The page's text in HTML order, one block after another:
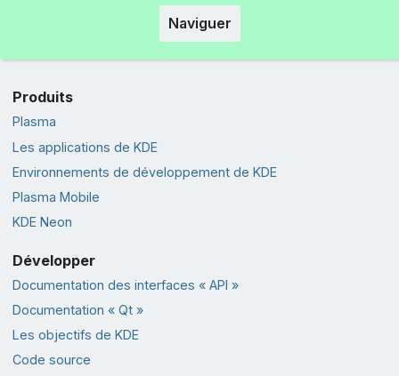
Naviguer
Produits
Plasma
Les applications de KDE
Environnements de développement de KDE
Plasma Mobile
KDE Neon
Développer
Documentation des interfaces « API »
Documentation « Qt »
Les objectifs de KDE
Code source